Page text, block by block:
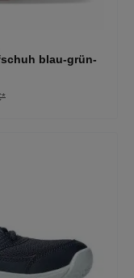
blau-grün-